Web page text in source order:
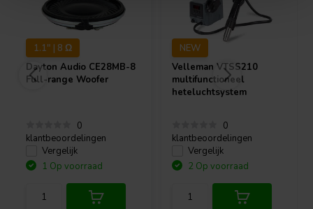
1.1" | 8 Ω
Dayton Audio CE28MB-8
Full-range Woofer
0
klantbeoordelingen
Vergelijk
1 Op voorraad
NEW
VellemanVTSS210
multifunctioneel
heteluchtsystem
0
klantbeoordelingen
Vergelijk
2 Op voorraad